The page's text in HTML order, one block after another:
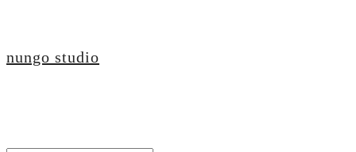
nungo studio